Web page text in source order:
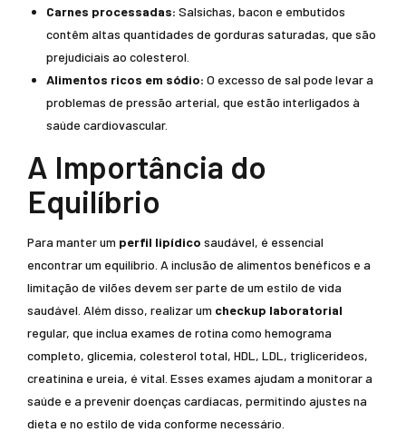
Carnes processadas: Salsichas, bacon e embutidos
contêm altas quantidades de gorduras saturadas, que são
prejudiciais ao colesterol.
Alimentos ricos em sódio: O excesso de sal pode levar a
problemas de pressão arterial, que estão interligados à
saúde cardiovascular.
A Importância do
Equilíbrio
Para manter um perfil lipídico saudável, é essencial
encontrar um equilíbrio. A inclusão de alimentos benéficos e a
limitação de vilões devem ser parte de um estilo de vida
saudável. Além disso, realizar um checkup laboratorial
regular, que inclua exames de rotina como hemograma
completo, glicemia, colesterol total, HDL, LDL, triglicerídeos,
creatinina e ureia, é vital. Esses exames ajudam a monitorar a
saúde e a prevenir doenças cardíacas, permitindo ajustes na
dieta e no estilo de vida conforme necessário.